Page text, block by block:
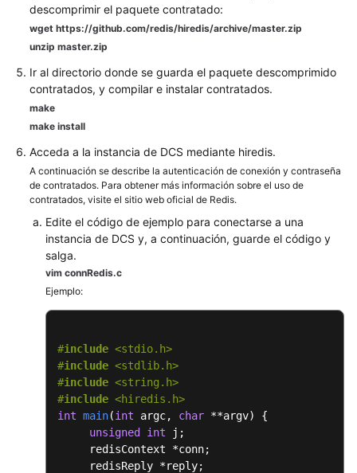
Acceso
idiomas
cli
Java
Integración
de
Lettuce
Spring
Boot
en
Python
go-
redis
hiredis
descomprimir el paquete contratado:
wget https://github.com/redis/hiredis/archive/master.zip
unzip master.zip
Ir al directorio donde se guarda el paquete descomprimido
contratados, y compilar e instalar contratados.
make
make install
Acceda a la instancia de DCS mediante hiredis.
A continuación se describe la autenticación de conexión y contraseña
de contratados. Para obtener más información sobre el uso de
contratados, visite el sitio web oficial de Redis.
Edite el código de ejemplo para conectarse a una
instancia de DCS y, a continuación, guarde el código y
salga.
vim connRedis.c
Ejemplo:
#include <stdio.h>
#include <stdlib.h>
#include <string.h>
#include <hiredis.h>
int main(int argc, char **argv)
{
unsigned
int j;
     redisContext *conn;
     redisReply *reply;